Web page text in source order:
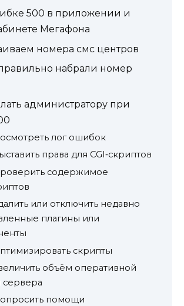
500 в приложении и
Мегафона
номера смс центров
набрали номер
администратору при
лог ошибок
права для CGI‑скриптов
содержимое
или отключить недавно
плагины или
скрипты
объём оперативной
сервера
помощи